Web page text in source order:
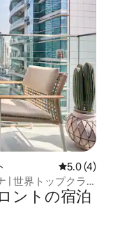
レビュー4
5.0 (4)
| 世界トップクラ
ントの宿泊